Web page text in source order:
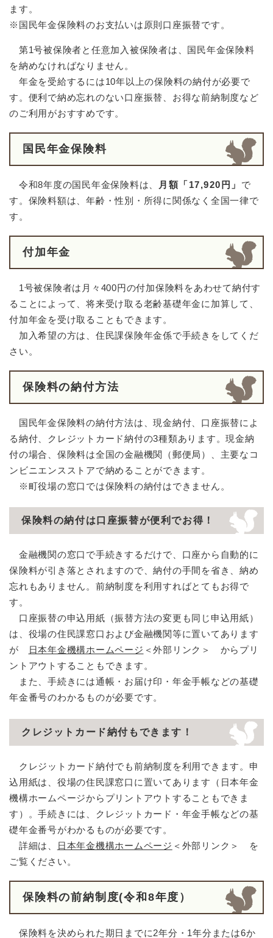
ます。
※国民年金保険料のお支払いは原則口座振替です。
第1号被保険者と任意加入被保険者は、国民年金保険料
を納めなければなりません。
年金を受給するには10年以上の保険料の納付が必要で
す。便利で納め忘れのない口座振替、お得な前納制度など
のご利用がおすすめです。
国民年金保険料
令和8年度の国民年金保険料は、 月額「17,920円」 で
す。保険料額は、年齢・性別・所得に関係なく全国一律で
す。
付加年金
1号被保険者は月々400円の付加保険料をあわせて納付す
ることによって、将来受け取る老齢基礎年金に加算して、
付加年金を受け取ることもできます。
加入希望の方は、住民課保険年金係で手続きをしてくだ
さい。
保険料の納付方法
国民年金保険料の納付方法は、現金納付、口座振替によ
る納付、クレジットカード納付の3種類あります。現金納
付の場合、保険料は全国の金融機関（郵便局）、主要なコ
ンビニエンスストアで納めることができます。
※町役場の窓口では保険料の納付はできません。
保険料の納付は口座振替が便利でお得！
金融機関の窓口で手続きするだけで、口座から自動的に
保険料が引き落とされますので、納付の手間を省き、納め
忘れもありません。前納制度を利用すればとてもお得で
す。
口座振替の申込用紙（振替方法の変更も同じ申込用紙）
は、役場の住民課窓口および金融機関等に置いてあります
が
日本年金機構ホームページ ＜外部リンク＞
からプリ
ントアウトすることもできます。
また、手続きには通帳・お届け印・年金手帳などの基礎
年金番号のわかるものが必要です。
クレジットカード納付もできます！
クレジットカード納付でも前納制度を利用できます。申
込用紙は、役場の住民課窓口に置いてあります（日本年金
機構ホームページからプリントアウトすることもできま
す）。手続きには、クレジットカード・年金手帳などの基
礎年金番号がわかるものが必要です。
詳細は、
日本年金機構ホームページ ＜外部リンク＞
を
ご覧ください。
保険料の前納制度(令和8年度）
保険料を決められた期日までに2年分・1年分または6か